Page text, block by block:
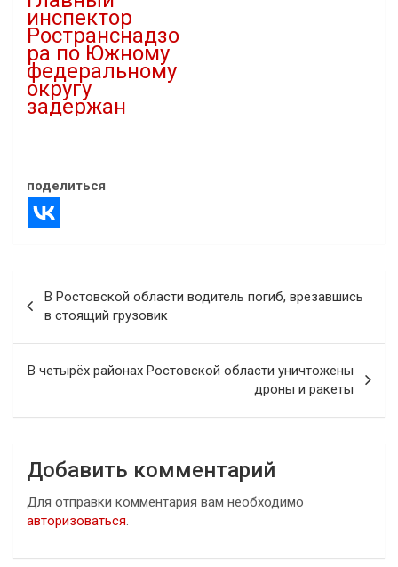
инспектор
Ространснадзо
ра по Южному
федеральному
округу
задержан
поделиться
по
записям
В Ростовской области водитель погиб, врезавшись
в стоящий грузовик
В четырёх районах Ростовской области уничтожены
дроны и ракеты
Добавить комментарий
Для отправки комментария вам необходимо
авторизоваться.